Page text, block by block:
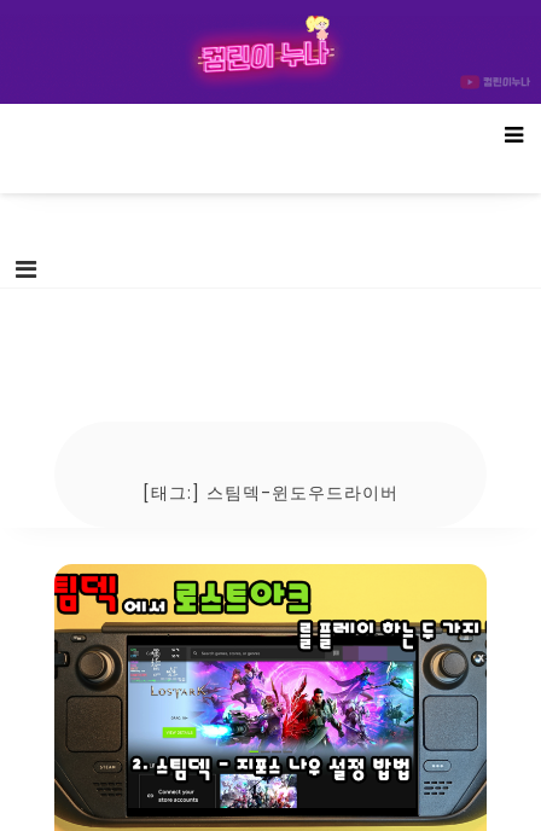
[태그:] 스팀덱-윈도우드라이버